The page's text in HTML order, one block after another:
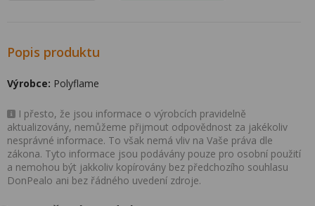
Popis produktu
Výrobce: Polyflame
I přesto, že jsou informace o výrobcích pravidelně
aktualizovány, nemůžeme přijmout odpovědnost za jakékoliv
nesprávné informace. To však nemá vliv na Vaše práva dle
zákona. Tyto informace jsou podávány pouze pro osobní použití
a nemohou být jakkoliv kopírovány bez předchozího souhlasu
DonPealo ani bez řádného uvedení zdroje.